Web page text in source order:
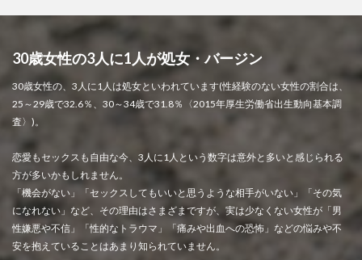
30歳女性の3人に1人が処女・バージン
30歳女性の、3人に1人は処女といわれています(性経験のない女性の割合は、
25～29歳で32.6％、30～34歳で31.8％〈2015年厚生労働省出生動向基本調
査〉)。
恋愛もセックスも自由な今、3人に1人という数字は意外と多いと感じられる
方が多いかもしれません。
「機会がない」「セックスしてもいいと思うような相手がいない」「その気
になれない」など、その理由はさまざまですが、実は少なくない女性が「男
性嫌悪や不信」「性的なトラウマ」「痛みや出血への恐怖」などの悩みや不
安を抱えていることはあまり知られていません。